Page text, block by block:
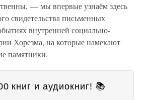
— мы впервые узнаём здесь
свидетельства письменных
внутренней социально-
Хорезма, на которые намекают
памятники.
книг и аудиокниг! 📚